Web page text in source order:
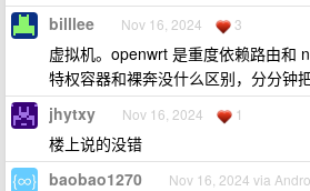
billlee Nov 16, 2024 3
虚拟机。openwrt 是重度依赖路由和
特权容器和裸奔没什么区别，分分钟
jhytxy Nov 16, 2024 1
楼上说的没错
baobao1270 Nov 16, 2024 via